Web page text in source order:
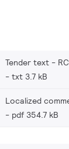
Tender text -
txt 3.7 kB
Localized
pdf 354.7 kB